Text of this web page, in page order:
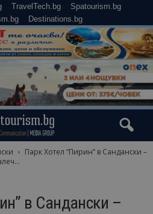
TravelTech.bg
Spatourism.bg
Destinations.bg
Парк Хотел “Пирин” в Сандански –
в Сандански –